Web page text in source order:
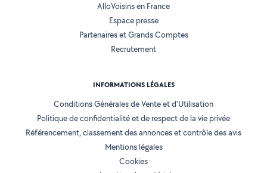
AlloVoisins en France
Espace presse
Partenaires et Grands Comptes
Recrutement
INFORMATIONS LÉGALES
Conditions Générales de Vente et d'Utilisation
Politique de confidentialité et de respect de la vie privée
Référencement, classement des annonces et contrôle des avis
Mentions légales
Cookies